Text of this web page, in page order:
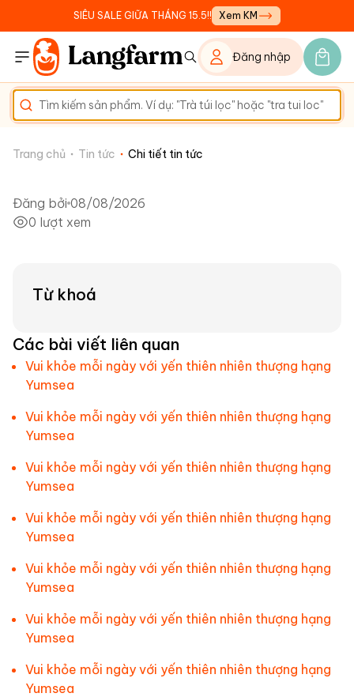
SIÊU SALE GIỮA THÁNG 15.5!! Xem KM
Đăng nhập
Trang chủ Tin tức Chi tiết tin tức
Đăng bởi 08/08/2026
0 lượt xem
Từ khoá
Các bài viết liên quan
Vui khỏe mỗi ngày với yến thiên nhiên thượng hạng
Yumsea
Vui khỏe mỗi ngày với yến thiên nhiên thượng hạng
Yumsea
Vui khỏe mỗi ngày với yến thiên nhiên thượng hạng
Yumsea
Vui khỏe mỗi ngày với yến thiên nhiên thượng hạng
Yumsea
Vui khỏe mỗi ngày với yến thiên nhiên thượng hạng
Yumsea
Vui khỏe mỗi ngày với yến thiên nhiên thượng hạng
Yumsea
Vui khỏe mỗi ngày với yến thiên nhiên thượng hạng
Yumsea